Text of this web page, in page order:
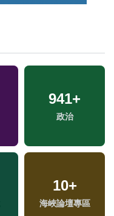
941+
政治
10+
海峽論壇專區